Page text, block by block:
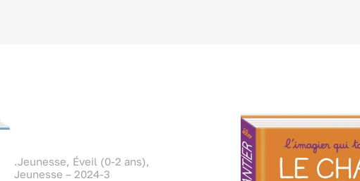
.Jeunesse, Éveil (0-2 ans),
Jeunesse – 2024-3